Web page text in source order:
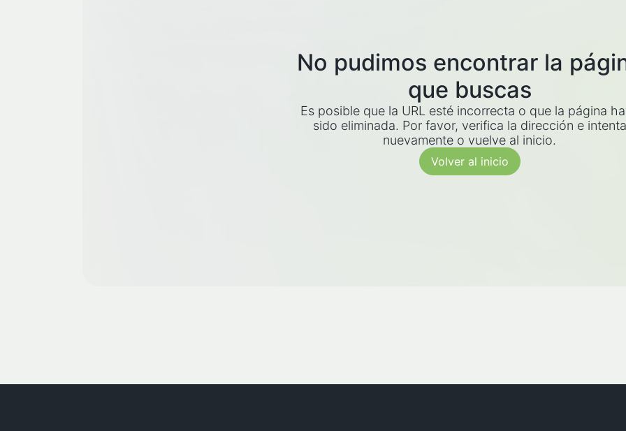
No pudimos encontrar la
que buscas
Es posible que la URL esté incorrecta o que la página
sido eliminada. Por favor, verifica la dirección e intenta
nuevamente o vuelve al inicio.
Volver al inicio